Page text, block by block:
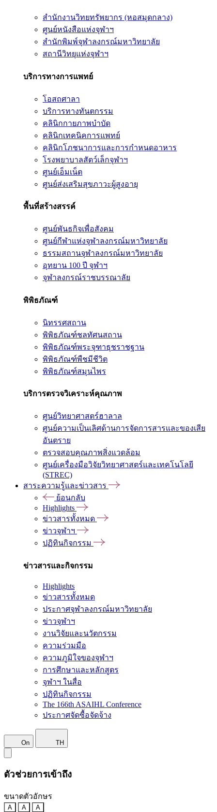
สำนักงานวิทยทรัพยากร (หอสมุดกลาง)
ศูนย์หนังสือแห่งจุฬาฯ
สำนักพิมพ์จุฬาลงกรณ์มหาวิทยาลัย
สถานีวิทยุแห่งจุฬาฯ
บริการทางการแพทย์
โอสถศาลา
บริการทางทันตกรรม
คลินิกกายภาพบำบัด
คลินิกเทคนิคการแพทย์
คลินิกโภชนาการและการกำหนดอาหาร
โรงพยาบาลสัตว์เล็กจุฬาฯ
ศูนย์เอ็มเน็ต
ศูนย์ส่งเสริมสุขภาวะผู้สูงอายุ
พื้นที่สร้างสรรค์
ศูนย์พันธกิจเพื่อสังคม
ศูนย์กีฬาแห่งจุฬาลงกรณ์มหาวิทยาลัย
ธรรมสถานจุฬาลงกรณ์มหาวิทยาลัย
อุทยาน 100 ปี จุฬาฯ
จุฬาลงกรณ์ราชบรรณาลัย
พิพิธภัณฑ์
นิทรรศสถาน
พิพิธภัณฑ์ชลทัศนสถาน
พิพิธภัณฑ์พระจุฑาธุชราชฐาน
พิพิธภัณฑ์พืชมีชีวิต
พิพิธภัณฑ์สมุนไพร
บริการตรวจวิเคราะห์คุณภาพ
ศูนย์วิทยาศาสตร์ฮาลาล
ศูนย์ความเป็นเลิศด้านการจัดการสารและของเสีย
อันตราย
ตรวจสอบคุณภาพสิ่งแวดล้อม
ศูนย์เครื่องมือวิจัยวิทยาศาสตร์และเทคโนโลยี
(STREC)
สาระความรู้และข่าวสาร
ย้อนกลับ
Highlights
ข่าวสารทั้งหมด
ข่าวจุฬาฯ
ปฏิทินกิจกรรม
ข่าวสารและกิจกรรม
Highlights
ข่าวสารทั้งหมด
ประกาศจุฬาลงกรณ์มหาวิทยาลัย
ข่าวจุฬาฯ
งานวิจัยและนวัตกรรม
ความร่วมมือ
ความภูมิใจของจุฬาฯ
การศึกษาและหลักสูตร
จุฬาฯ ในสื่อ
ปฏิทินกิจกรรม
The 166th ASAIHL Conference
ประกาศจัดซื้อจัดจ้าง
On TH
ตัวช่วยการเข้าถึง
ขนาดตัวอักษร
A A A